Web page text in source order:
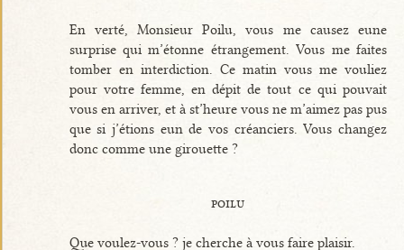
En verté, Monsieur Poilu, vous me causez eune
surprise qui m’étonne étrangement. Vous me faites
tomber en interdiction. Ce matin vous me vouliez
pour votre femme, en dépit de tout ce qui pouvait
vous en arriver, et à st’heure vous ne m’aimez pas pus
que si j’étions eun de vos créanciers. Vous changez
donc comme une girouette ?
poilu
Que voulez-vous ? je cherche à vous faire plaisir.